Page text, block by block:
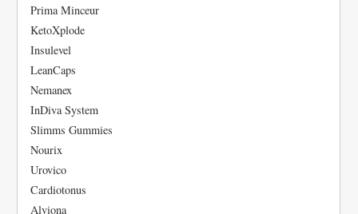
Prima Minceur
KetoXplode
Insulevel
LeanCaps
Nemanex
InDiva System
Slimms Gummies
Nourix
Urovico
Cardiotonus
Alviona